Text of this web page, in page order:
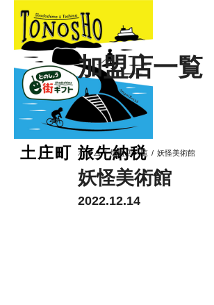
土庄町 旅先納税
加盟店一覧
ホーム 加盟店一覧 妖怪美術館
妖怪美術館
2022.12.14